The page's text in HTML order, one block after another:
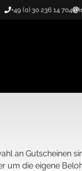
+49 (0) 30 236 14 704
an Gutscheinen
die eigene